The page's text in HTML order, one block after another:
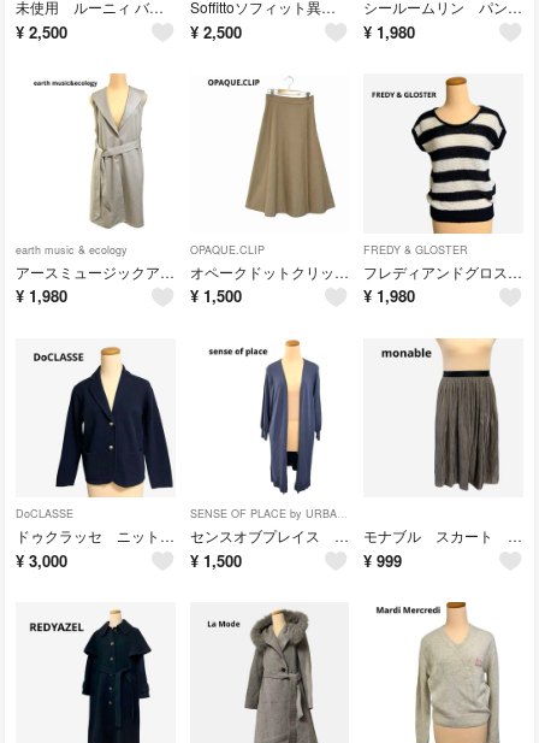
未使用 ルーニィ バックシャンビッグシャツ バックオープン 長袖 38 レディース 夏 LOUNIE 日本製 日焼け防止 冷房対策
¥ 2,500
Soffittoソフィット異素材ドッキング アシンメトリー花柄ロングスカートM
¥ 2,500
シールームリン パンツ ブラック Mサイズ レディース ビジネス シンプル 万能
¥ 1,980
earth music & ecology
アースミュージックアンドエコロジー アウター ミドル丈ジレ レディース ベージュ
¥ 1,980
OPAQUE.CLIP
オペークドットクリップ スカート ベージュ系 Aライン 上品 レディースSサイズ
¥ 1,500
FREDY & GLOSTER
フレディアンドグロスター サマーニット ネイビー ホワイト ボーダーレディース
¥ 1,980
DoCLASSE
ドゥクラッセ ニットジャケット ネイビー レディース Mサイズ 紺ブレ風 ボタン
¥ 3,000
SENSE OF PLACE by URBAN RESEARCH
センスオブプレイス ボリュームスリーブロングカーディガン ブルー系 フリーサイズ
¥ 1,500
モナブル スカート フレア プリーツ ブラウン系 38 レディース ウエストゴム
¥ 999